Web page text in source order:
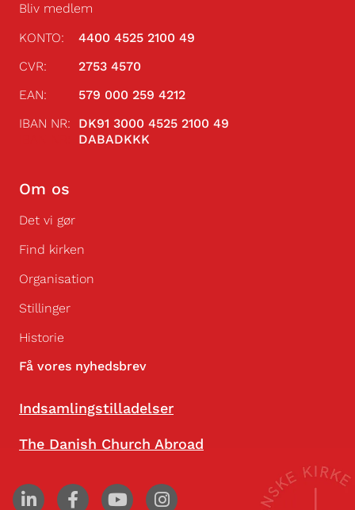
Bliv medlem
KONTO:
4400 4525 2100 49
CVR: 2753 4570
EAN: 579 000 259 4212
IBAN NR: DK91 3000 4525 2100 49
DABADKKK
Om os
Det vi gør
Find kirken
Organisation
Stillinger
Historie
Få vores nyhedsbrev
Indsamlingstilladelser
The Danish Church Abroad